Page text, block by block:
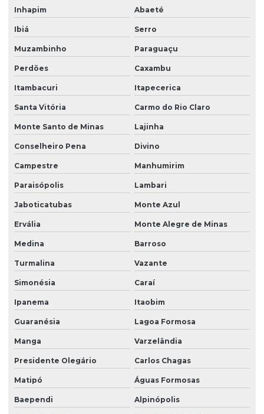
Inhapim Abaeté
Ibiá Serro
Muzambinho Paraguaçu
Perdões Caxambu
Itambacuri Itapecerica
Santa Vitória Carmo do Rio Claro
Monte Santo de Minas Lajinha
Conselheiro Pena Divino
Campestre Manhumirim
Paraisópolis Lambari
Jaboticatubas Monte Azul
Ervália Monte Alegre de Minas
Medina Barroso
Turmalina Vazante
Simonésia Caraí
Ipanema Itaobim
Guaranésia Lagoa Formosa
Manga Varzelândia
Presidente Olegário Carlos Chagas
Matipó Águas Formosas
Baependi Alpinópolis